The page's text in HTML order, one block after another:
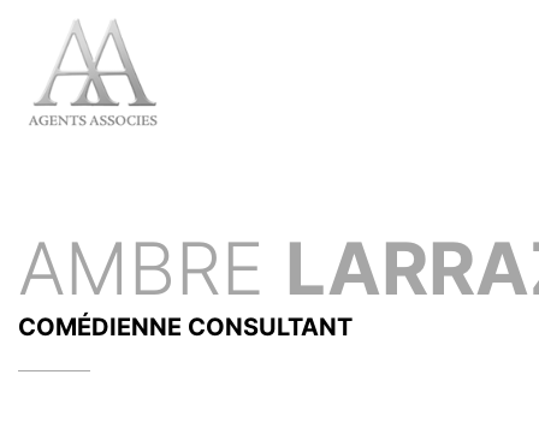
AMBRE
COMÉDIENNE CONSULTANT